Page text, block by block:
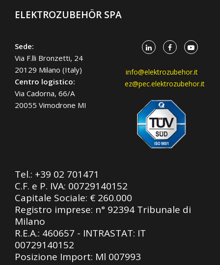
ELEKTROZUBEHÖR SPA
Sede:
Via F.lli Bronzetti, 24
20129 Milano (Italy)
Centro logistico:
Via Cadorna, 66/A
20055 Vimodrone MI
info@elektrozubehor.it
ez@pec.elektrozubehor.it
Tel.: +39 02 701471
C.F. e P. IVA: 00729140152
Capitale Sociale: € 260.000
Registro imprese: n° 92394 Tribunale di
Milano
R.E.A.: 460657 - INTRASTAT: IT
00729140152
Posizione Import: Ml 007993